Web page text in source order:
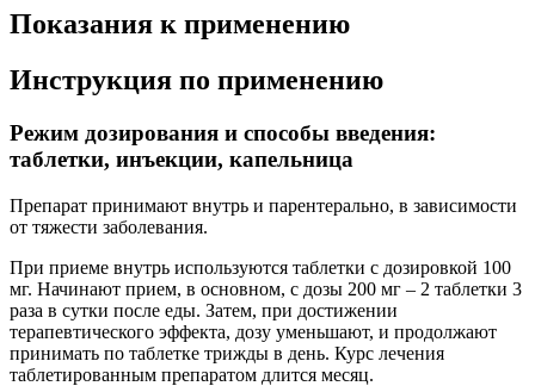
Показания к применению
Инструкция по применению
Режим дозирования и способы введения:
таблетки, инъекции, капельница
Препарат принимают внутрь и парентерально, в зависимости
от тяжести заболевания.
При приеме внутрь используются таблетки с дозировкой 100
мг. Начинают прием, в основном, с дозы 200 мг – 2 таблетки 3
раза в сутки после еды. Затем, при достижении
терапевтического эффекта, дозу уменьшают, и продолжают
принимать по таблетке трижды в день. Курс лечения
таблетированным препаратом длится месяц.